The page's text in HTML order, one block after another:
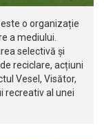
o organizație
a mediului.
selectivă și
reciclare, acțiuni
Vesel, Visător,
recreativ al unei